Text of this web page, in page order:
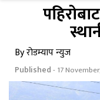
By रोडम्याप न्युज
Published- 17